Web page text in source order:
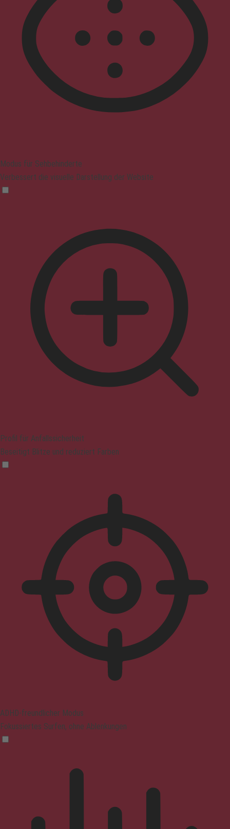
Modus für Sehbehinderte
Verbessert die visuelle Darstellung der Website
Profil für Anfallssicherheit
Beseitigt Blitze und reduziert Farben
ADHD-freundlicher Modus
Fokussiertes Surfen, ohne Ablenkungen